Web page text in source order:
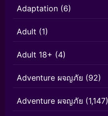
Adaptation (6)
Adult (1)
Adult 18+ (4)
Adventure ผจญภัย (92)
Adventure ผจญภัย (1,147)